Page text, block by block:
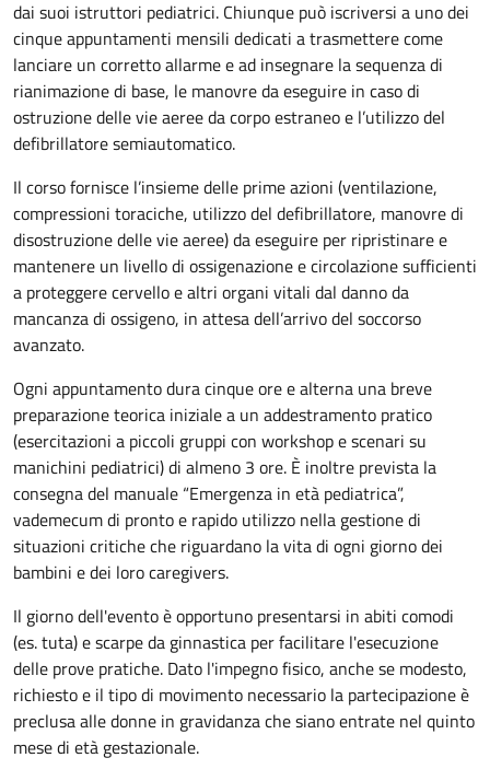
dai suoi istruttori pediatrici. Chiunque può iscriversi a uno dei
cinque appuntamenti mensili dedicati a trasmettere come
lanciare un corretto allarme e ad insegnare la sequenza di
rianimazione di base, le manovre da eseguire in caso di
ostruzione delle vie aeree da corpo estraneo e l’utilizzo del
defibrillatore semiautomatico.
Il corso fornisce l’insieme delle prime azioni (ventilazione,
compressioni toraciche, utilizzo del defibrillatore, manovre di
disostruzione delle vie aeree) da eseguire per ripristinare e
mantenere un livello di ossigenazione e circolazione sufficienti
a proteggere cervello e altri organi vitali dal danno da
mancanza di ossigeno, in attesa dell’arrivo del soccorso
avanzato.
Ogni appuntamento dura cinque ore e alterna una breve
preparazione teorica iniziale a un addestramento pratico
(esercitazioni a piccoli gruppi con workshop e scenari su
manichini pediatrici) di almeno 3 ore. È inoltre prevista la
consegna del manuale “Emergenza in età pediatrica”,
vademecum di pronto e rapido utilizzo nella gestione di
situazioni critiche che riguardano la vita di ogni giorno dei
bambini e dei loro caregivers.
Il giorno dell'evento è opportuno presentarsi in abiti comodi
(es. tuta) e scarpe da ginnastica per facilitare l'esecuzione
delle prove pratiche. Dato l'impegno fisico, anche se modesto,
richiesto e il tipo di movimento necessario la partecipazione è
preclusa alle donne in gravidanza che siano entrate nel quinto
mese di età gestazionale.